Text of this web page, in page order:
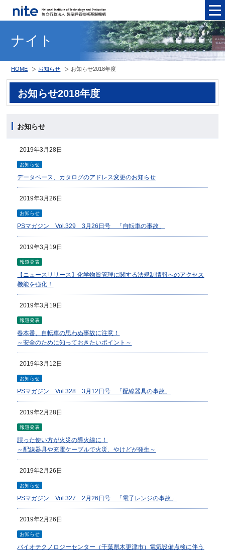
ナイト
HOME お知らせ お知らせ2018年度
お知らせ2018年度
お知らせ
2019年3月28日
お知らせ
データベース、カタログのアドレス変更のお知らせ
2019年3月26日
お知らせ
PSマガジン Vol.329 3月26日号 「自転車の事故」
2019年3月19日
報道発表
【ニュースリリース】化学物質管理に関する法規制情報へのアクセス
機能を強化！
2019年3月19日
報道発表
春本番、自転車の思わぬ事故に注意！
～安全のために知っておきたいポイント～
2019年3月12日
お知らせ
PSマガジン Vol.328 3月12日号 「配線器具の事故」
2019年2月28日
報道発表
誤った使い方が火災の導火線に！
～配線器具や充電ケーブルで火災、やけどが発生～
2019年2月26日
お知らせ
PSマガジン Vol.327 2月26日号 「電子レンジの事故」
2019年2月26日
お知らせ
バイオテクノロジーセンター（千葉県木更津市）電気設備点検に伴う